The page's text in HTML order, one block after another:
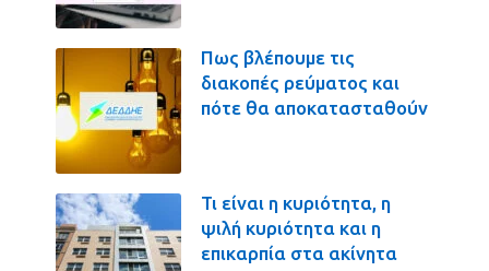
Πως βλέπουμε τις
διακοπές ρεύματος και
πότε θα αποκατασταθούν
Τι είναι η κυριότητα, η
ψιλή κυριότητα και η
επικαρπία στα ακίνητα